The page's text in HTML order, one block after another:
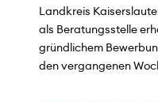
Landkreis
als Beratungsstelle
gründlichem
den vergangenen